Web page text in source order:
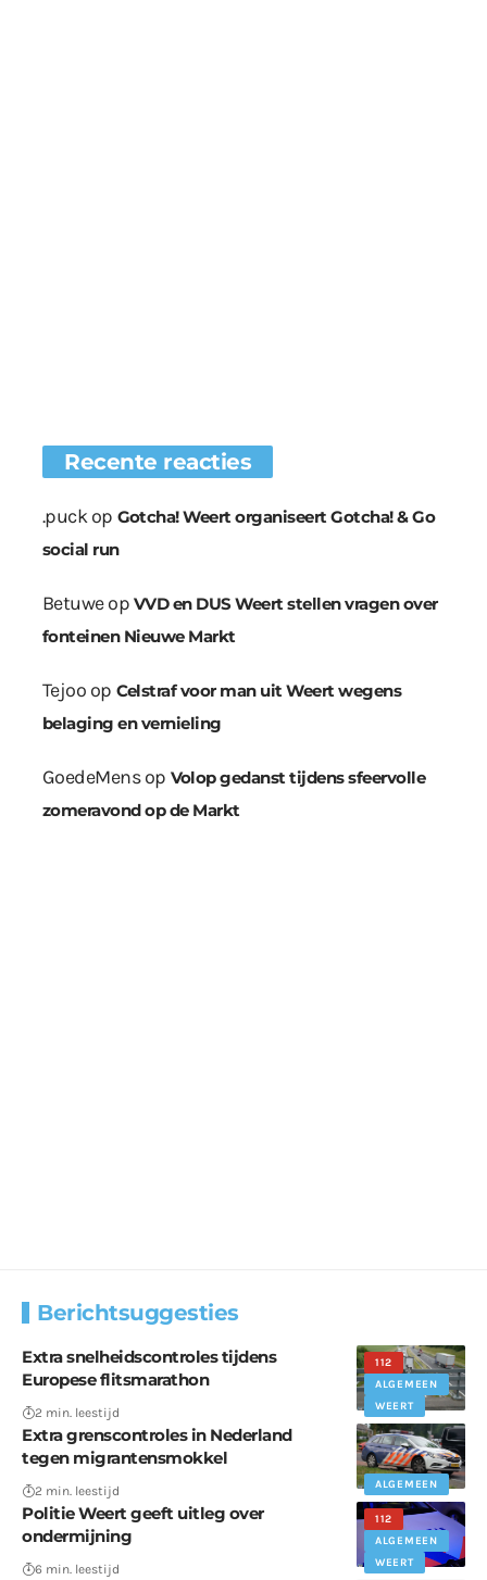
Recente reacties
.puckop Gotcha! Weert organiseert Gotcha! & Go
social run
Betuweop VVD en DUS Weert stellen vragen over
fonteinen Nieuwe Markt
Tejoo op Celstraf voor man uit Weert wegens
belaging en vernieling
GoedeMensop Volop gedanst tijdens sfeervolle
zomeravond op de Markt
Berichtsuggesties
112
ALGEMEEN
WEERT
Extra snelheidscontroles tijdens
Europese flitsmarathon
2 min. leestijd
ALGEMEEN
Extra grenscontroles in Nederland
tegen migrantensmokkel
2 min. leestijd
112
ALGEMEEN
WEERT
Politie Weert geeft uitleg over
ondermijning
6 min. leestijd